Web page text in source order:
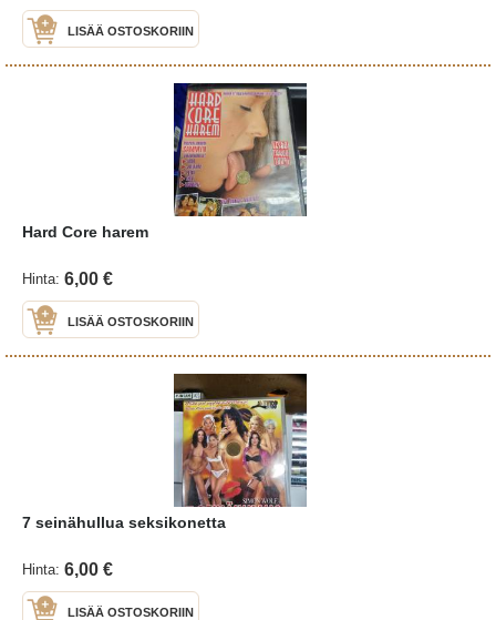
LISÄÄ OSTOSKORIIN
Hard Core harem
Hinta: 6,00 €
LISÄÄ OSTOSKORIIN
7 seinähullua seksikonetta
Hinta: 6,00 €
LISÄÄ OSTOSKORIIN